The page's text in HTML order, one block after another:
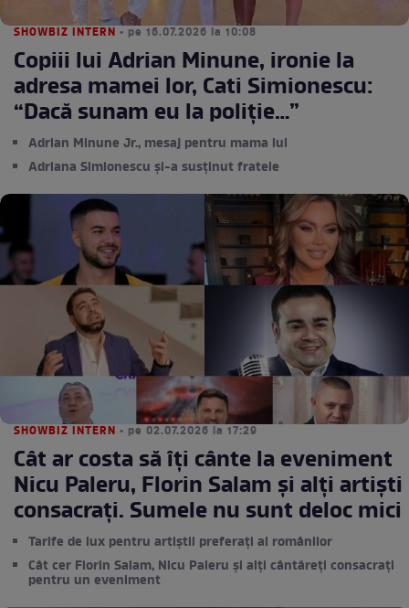
SHOWBIZ INTERN • pe 16.07.2026 la 10:08
Copiii lui Adrian Minune, ironie la
adresa mamei lor, Cati Simionescu:
“Dacă sunam eu la poliție…”
Adrian Minune Jr., mesaj pentru mama lui
Adriana Simionescu și-a susținut fratele
SHOWBIZ INTERN • pe 02.07.2026 la 17:29
Cât ar costa să îți cânte la eveniment
Nicu Paleru, Florin Salam și alți artiști
consacrați. Sumele nu sunt deloc mici
Tarife de lux pentru artiștii preferați ai românilor
Cât cer Florin Salam, Nicu Paleru și alți cântăreți consacrați
pentru un eveniment